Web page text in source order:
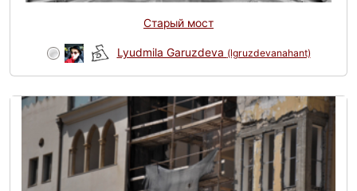
Старый мост
Lyudmila Garuzdeva (lgruzdevanahant)